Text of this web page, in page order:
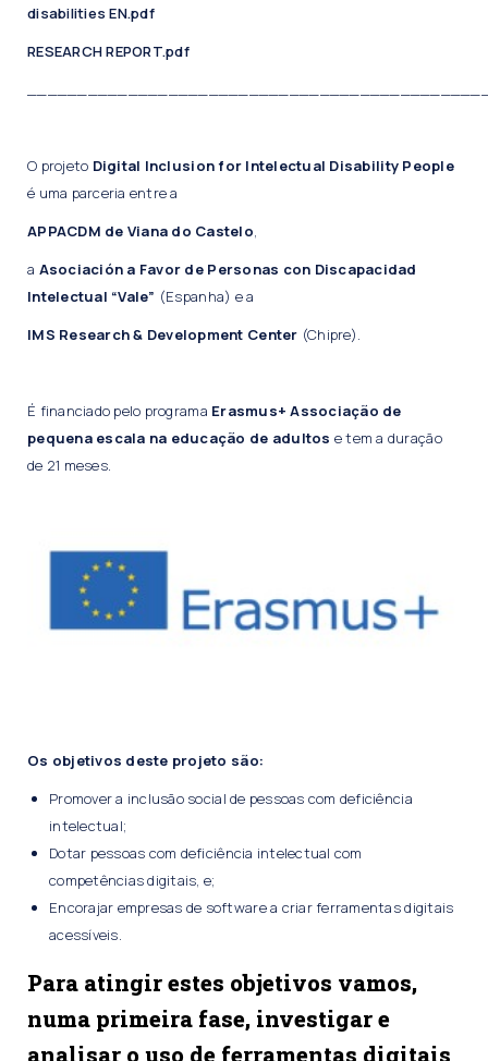
disabilities EN.pdf
RESEARCH REPORT.pdf
O projeto Digital Inclusion for Intelectual Disability People
é uma parceria entre a
APPACDM de Viana do Castelo,
a Asociación a Favor de Personas con Discapacidad
Intelectual “Vale” (Espanha) e a
IMS Research & Development Center (Chipre).
É financiado pelo programa Erasmus+ Associação de
pequena escala na educação de adultos e tem a duração
de 21 meses.
Os objetivos deste projeto são:
Promover a inclusão social de pessoas com deficiência
intelectual;
Dotar pessoas com deficiência intelectual com
competências digitais, e;
Encorajar empresas de software a criar ferramentas digitais
acessíveis.
Para atingir estes objetivos vamos,
numa primeira fase, investigar e
analisar o uso de ferramentas digitais